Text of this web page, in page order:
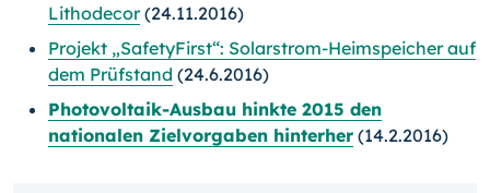
Lithodecor(24.11.2016)
Projekt „SafetyFirst“: Solarstrom-Heimspeicher auf
dem Prüfstand (24.6.2016)
Photovoltaik-Ausbau hinkte 2015 den
nationalen Zielvorgaben hinterher (14.2.2016)